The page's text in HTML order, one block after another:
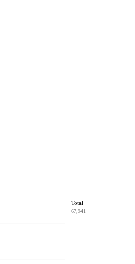
Total
67,941